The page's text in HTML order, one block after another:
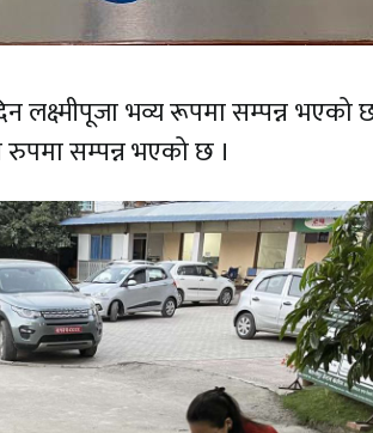
लक्ष्मीपूजा भव्य रूपमा सम्पन्न भएको
रुपमा सम्पन्न भएको छ ।